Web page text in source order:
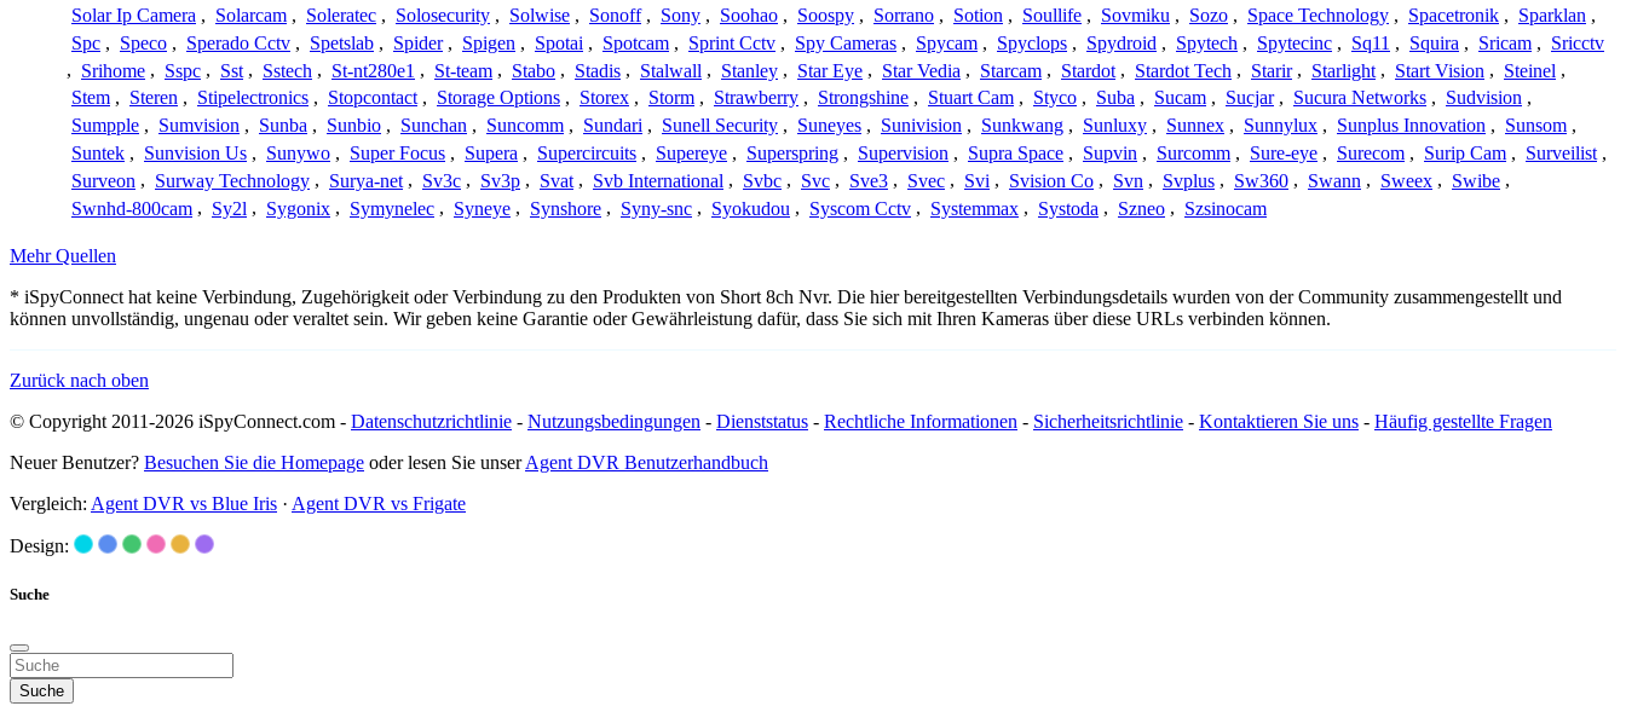
Solar Ip Camera , Solarcam , Soleratec , Solosecurity , Solwise , Sonoff , Sony , Soohao , Soospy , Sorrano , Sotion , Soullife , Sovmiku , Sozo , Space Technology , Spacetronik , Sparklan ,
Spc , Speco , Sperado Cctv , Spetslab , Spider , Spigen , Spotai , Spotcam , Sprint Cctv , Spy Cameras , Spycam , Spyclops , Spydroid , Spytech , Spytecinc , Sq11 , Squira , Sricam , Sricctv
, Srihome , Sspc , Sst , Sstech , St-nt280e1 , St-team , Stabo , Stadis , Stalwall , Stanley , Star Eye , Star Vedia , Starcam , Stardot , Stardot Tech , Starir , Starlight , Start Vision , Steinel ,
Stem , Steren , Stipelectronics , Stopcontact , Storage Options , Storex , Storm , Strawberry , Strongshine , Stuart Cam , Styco , Suba , Sucam , Sucjar , Sucura Networks , Sudvision ,
Sumpple , Sumvision , Sunba , Sunbio , Sunchan , Suncomm , Sundari , Sunell Security , Suneyes , Sunivision , Sunkwang , Sunluxy , Sunnex , Sunnylux , Sunplus Innovation , Sunsom ,
Suntek , Sunvision Us , Sunywo , Super Focus , Supera , Supercircuits , Supereye , Superspring , Supervision , Supra Space , Supvin , Surcomm , Sure-eye , Surecom , Surip Cam , Surveilist ,
Surveon , Surway Technology , Surya-net , Sv3c , Sv3p , Svat , Svb International , Svbc , Svc , Sve3 , Svec , Svi , Svision Co , Svn , Svplus , Sw360 , Swann , Sweex , Swibe ,
Swnhd-800cam , Sy2l , Sygonix , Symynelec , Syneye , Synshore , Syny-snc , Syokudou , Syscom Cctv , Systemmax , Systoda , Szneo , Szsinocam
Mehr Quellen
* iSpyConnect hat keine Verbindung, Zugehörigkeit oder Verbindung zu den Produkten von Short 8ch Nvr. Die hier bereitgestellten Verbindungsdetails wurden von der Community zusammengestellt und
können unvollständig, ungenau oder veraltet sein. Wir geben keine Garantie oder Gewährleistung dafür, dass Sie sich mit Ihren Kameras über diese URLs verbinden können.
Zurück nach oben
© Copyright 2011-2026 iSpyConnect.com - Datenschutzrichtlinie - Nutzungsbedingungen - Dienststatus - Rechtliche Informationen - Sicherheitsrichtlinie - Kontaktieren Sie uns - Häufig gestellte Fragen
Neuer Benutzer? Besuchen Sie die Homepage oder lesen Sie unserAgent DVR Benutzerhandbuch
Vergleich: Agent DVR vs Blue Iris · Agent DVR vs Frigate
Design:
Suche
Suche